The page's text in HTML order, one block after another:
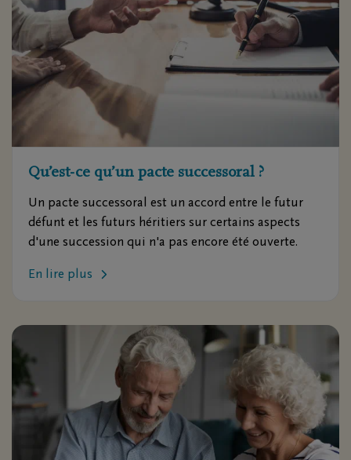
Qu’est-ce qu’un pacte successoral ?
Un pacte successoral est un accord entre le futur
défunt et les futurs héritiers sur certains aspects
d'une succession qui n'a pas encore été ouverte.
En lire plus